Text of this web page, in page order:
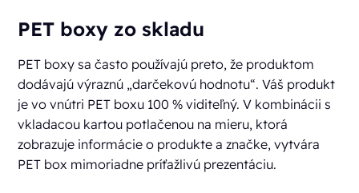
PET boxy zo skladu
PET boxy sa často používajú preto, že produktom
dodávajú výraznú „darčekovú hodnotu“. Váš produkt
je vo vnútri PET boxu 100 % viditeľný. V kombinácii s
vkladacou kartou potlačenou na mieru, ktorá
zobrazuje informácie o produkte a značke, vytvára
PET box mimoriadne príťažlivú prezentáciu.